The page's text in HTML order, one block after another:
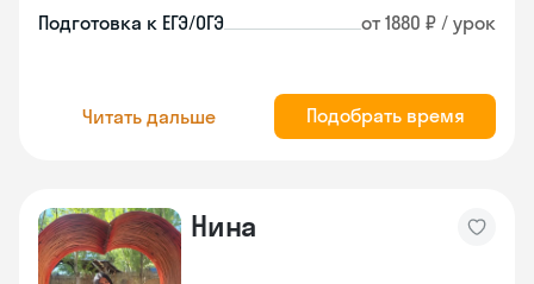
Подготовка к ЕГЭ/ОГЭ от 1880 ₽ / урок
Читать дальше Подобрать время
Нина